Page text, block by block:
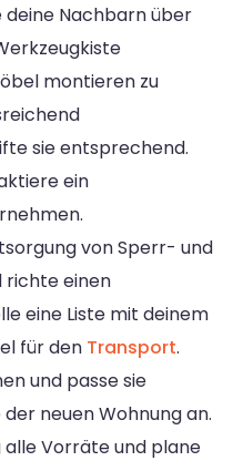
Nachbarn über
montieren zu
sie entsprechend.
ein
von Sperr- und
richte einen
eine Liste mit deinem
für den Transport.
und passe sie
neuen Wohnung an.
Vorräte und plane